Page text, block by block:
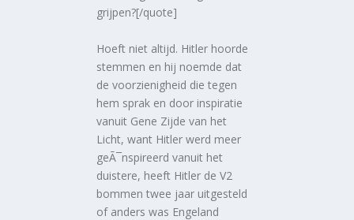
grijpen?[/quote]
Hoeft niet altijd. Hitler hoorde
stemmen en hij noemde dat
de voorzienigheid die tegen
hem sprak en door inspiratie
vanuit Gene Zijde van het
Licht, want Hitler werd meer
geÃ¯nspireerd vanuit het
duistere, heeft Hitler de V2
bommen twee jaar uitgesteld
of anders was Engeland